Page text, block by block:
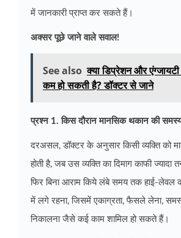
में जानकारी प्राप्त कर सकते हैं।
अक्सर पूछे जाने वाले सवाल!
See also क्या डिप्रेशन और
कम हो सकती है? डॉक्टर से जाने
प्रश्न 1. किस दौरान मानसिक थकान की
दरअसल, डॉक्टर के अनुसार किसी व्यक्ति को
होती है, जब उस व्यक्ति का दिमाग काफी ज्यादा
फिर बिना आराम किये लंबे समय तक हाई-लेवल
में लगे रहना, जिसमें एकाग्रता, फैसले लेना,
निकालना जैसे कई काम शामिल हो सकते हैं।